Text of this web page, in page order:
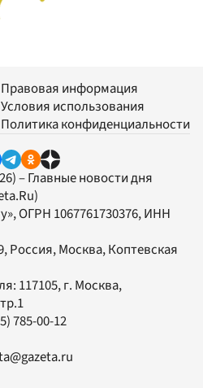
Правовая информация
Условия использования
Политика конфиденциальности
– Главные новости дня
, ОГРН 1067761730376, ИНН
Россия, Москва, Коптевская
117105, г. Москва,
785-00-12